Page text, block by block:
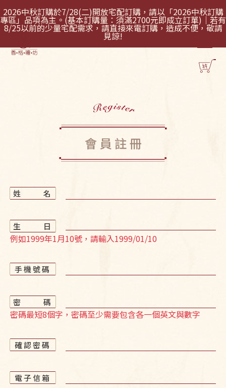
2026中秋訂購於7/28(二)開放宅配訂購，請以「2026中秋訂購
專區」品項為主。(基本訂購量：須滿2700元即成立訂單)｜若有
8/25以前的少量宅配需求，請直接來電訂購，造成不便，敬請
見諒!
姓 名
生 日
例如1999年1月10號，請輸入1999/01/10
手機號碼
密 碼
密碼最短8個字，密碼至少需要包含各一個英文與數字
確認密碼
電子信箱